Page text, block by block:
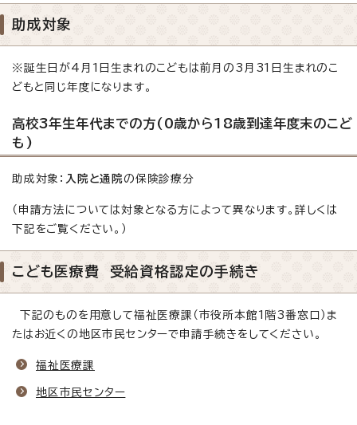
助成対象
※誕生日が4月1日生まれのこどもは前月の3月31日生まれのこ
どもと同じ年度になります。
高校3年生年代までの方(0歳から18歳到達年度末のこど
も)
助成対象： 入院と通院 の保険診療分
（申請方法については対象となる方によって異なります。詳しくは
下記をご覧ください。）
こども医療費 受給資格認定の手続き
下記のものを用意して福祉医療課（市役所本館1階3番窓口）ま
たはお近くの地区市民センターで申請手続きをしてください。
福祉医療課
地区市民センター